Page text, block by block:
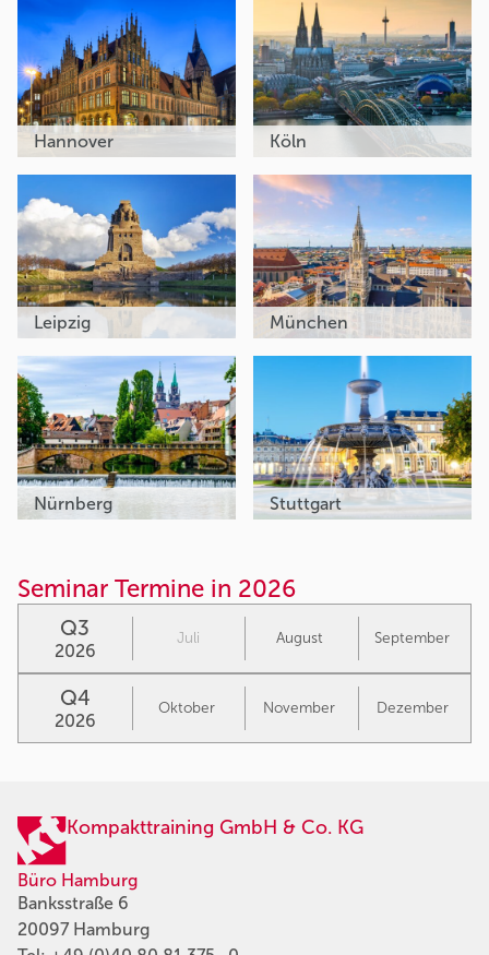
Hannover Köln
Leipzig München
Nürnberg Stuttgart
Seminar Termine in 2026
Q3
2026
Juli August September
Q4
2026
Oktober November Dezember
Kompakttraining GmbH & Co. KG
Büro Hamburg
Banksstraße 6
20097 Hamburg